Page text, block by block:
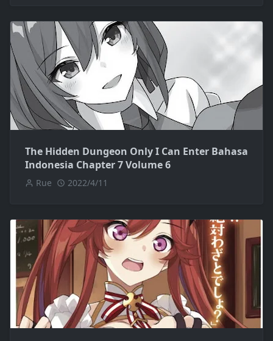
The Hidden Dungeon Only I Can Enter Bahasa
Indonesia Chapter 7 Volume 6
Rue 2022/4/11